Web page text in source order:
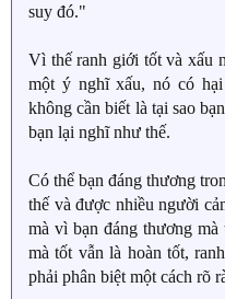
suy đó."
Vì thế ranh giới tốt và xấu
một ý nghĩ xấu, nó có
không cần biết là tại sao
bạn lại nghĩ như thế.
Có thể bạn đáng thương
thế và được nhiều người
mà vì bạn đáng thương
mà tốt vẫn là hoàn tốt,
phải phân biệt một cách rõ